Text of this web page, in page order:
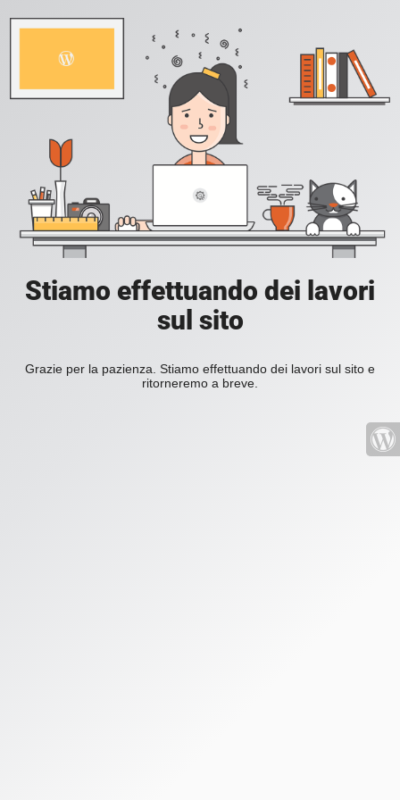
Stiamo effettuando dei lavori
sul sito
Grazie per la pazienza. Stiamo effettuando dei lavori sul sito e
ritorneremo a breve.